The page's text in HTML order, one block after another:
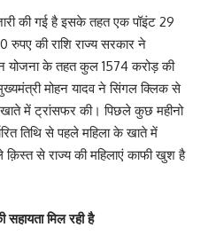
की गई है इसके तहत एक पॉइंट 29
की राशि राज्य सरकार ने
योजना के तहत कुल 1574 करोड़ की
मोहन यादव ने सिंगल क्लिक से
में ट्रांसफर की। पिछले कुछ महीनो
तिथि से पहले महिला के खाते में
से राज्य की महिलाएं काफी खुश है
मिल रही है